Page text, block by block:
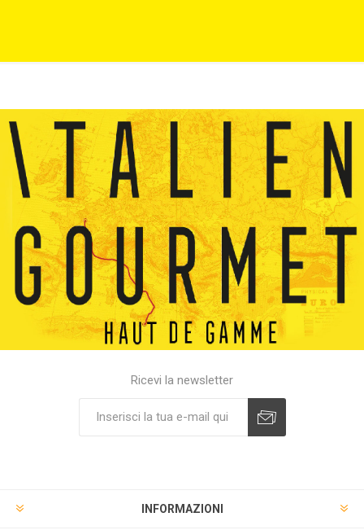
Ricevi la newsletter
INFORMAZIONI